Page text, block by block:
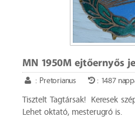
MN 1950M ejtőernyős
: Pretorianus : 1487
Tisztelt Tagtársak! Keresek
Lehet oktató, mesterugró is.